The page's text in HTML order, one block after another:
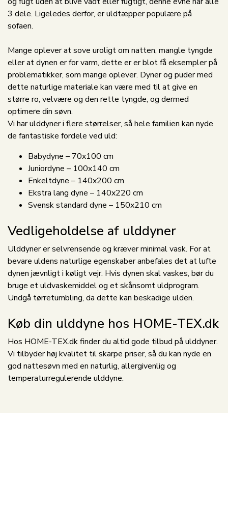
3 dele. Ligeledes derfor, er uldtæpper populære på
sofaen.
Mange oplever at sove uroligt om natten, mangle tyngde
eller at dynen er for varm, dette er er blot få eksempler på
problematikker, som mange oplever. Dyner og puder med
dette naturlige materiale kan være med til at give en
større ro, velvære og den rette tyngde, og dermed
optimere din søvn.
Vi har ulddyner i flere størrelser, så hele familien kan nyde
de fantastiske fordele ved uld:
Babydyne – 70x100 cm
Juniordyne – 100x140 cm
Enkeltdyne – 140x200 cm
Ekstra lang dyne – 140x220 cm
Svensk standard dyne – 150x210 cm
Vedligeholdelse af ulddyner
Ulddyner er selvrensende og kræver minimal vask. For at
bevare uldens naturlige egenskaber anbefales det at lufte
dynen jævnligt i køligt vejr. Hvis dynen skal vaskes, bør du
bruge et uldvaskemiddel og et skånsomt uldprogram.
Undgå tørretumbling, da dette kan beskadige ulden.
Køb din ulddyne hos HOME-TEX.dk
Hos HOME-TEX.dk finder du altid gode tilbud på ulddyner.
Vi tilbyder høj kvalitet til skarpe priser, så du kan nyde en
god nattesøvn med en naturlig, allergivenlig og
temperaturregulerende ulddyne.